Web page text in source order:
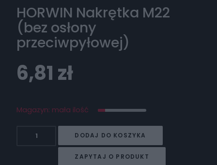
HORWIN Nakrętka M22
(bez osłony
przeciwpyłowej)
6,81 zł
Magazyn: mała ilość
DODAJ DO KOSZYKA
ZAPYTAJ O PRODUKT